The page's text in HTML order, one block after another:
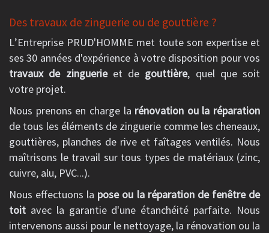
Des travaux de zinguerie ou de gouttière ?
L’Entreprise PRUD'HOMME met toute son expertise et
ses 30 années d'expérience à votre disposition pour vos
travaux de zinguerieet de gouttière, quel que soit
votre projet.
Nous prenons en charge la rénovation ou la réparation
de tous les éléments de zinguerie comme les cheneaux,
gouttières, planches de rive et faîtages ventilés. Nous
maîtrisons le travail sur tous types de matériaux (zinc,
cuivre, alu, PVC...).
Nous effectuons la pose ou la réparation de fenêtre de
toit avec la garantie d'une étanchéité parfaite. Nous
intervenons aussi pour le nettoyage, la rénovation ou la